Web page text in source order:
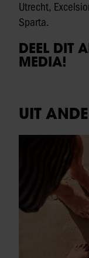
Utrecht,
Sparta.
DEEL DIT
MEDIA!
UIT